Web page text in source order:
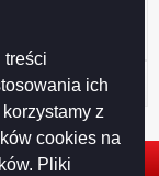
treści
ich
z
cookies na
Pliki